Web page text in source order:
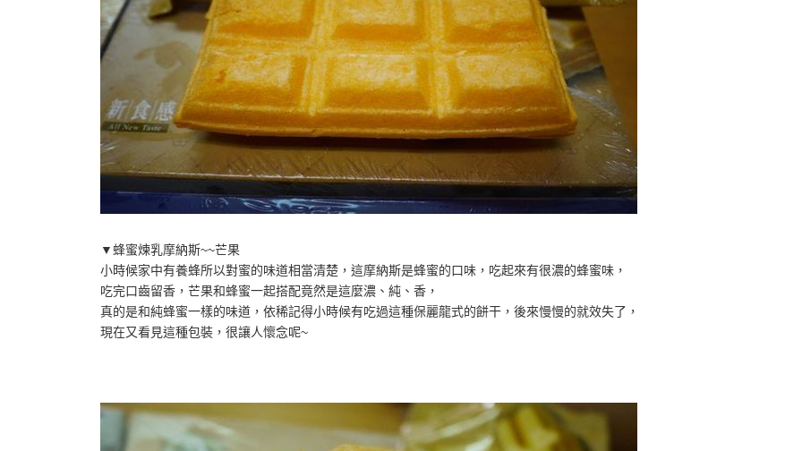
▼蜂蜜煉乳摩納斯~~芒果
小時候家中有養蜂所以對蜜的味道相當清楚，這摩納斯是蜂蜜的口味，吃起來有很濃的蜂蜜味，
吃完口齒留香，芒果和蜂蜜一起搭配竟然是這麼濃、純、香，
真的是和純蜂蜜一樣的味道，依稀記得小時候有吃過這種保麗龍式的餅干，後來慢慢的就效失了，
現在又看見這種包裝，很讓人懷念呢~